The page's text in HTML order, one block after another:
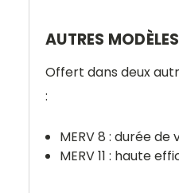
AUTRES MODÈLES
Offert dans deux
:
MERV 8 : durée
MERV 11 : haute